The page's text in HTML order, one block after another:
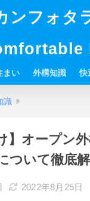
ンフォタ
まい 外構知識 快
識
】オープン
ついて徹底解
2022年8月25日